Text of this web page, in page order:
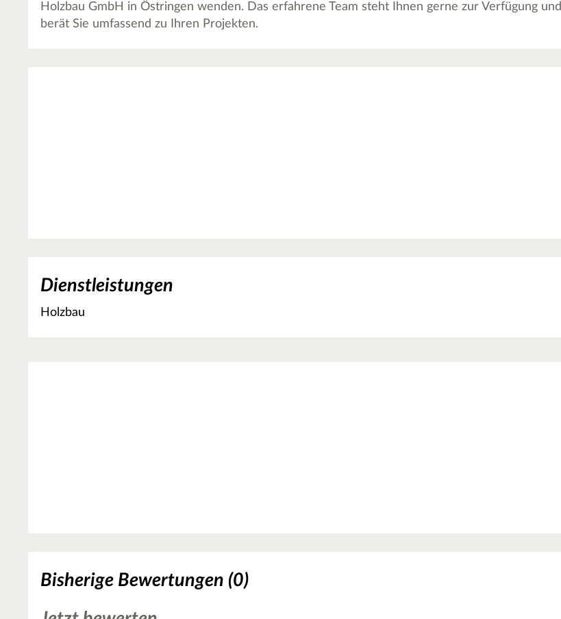
Holzbau GmbH in Östringen wenden. Das erfahrene Team steht Ihnen gerne zur Verfügung und
berät Sie umfassend zu Ihren Projekten.
Dienstleistungen
Holzbau
Bisherige Bewertungen (0)